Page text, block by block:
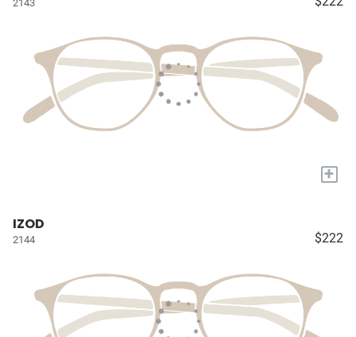
2143
+
IZOD
2144 $222